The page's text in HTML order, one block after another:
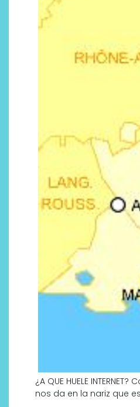
¿A QUE HUELE
nos da en la nariz que
cabinas